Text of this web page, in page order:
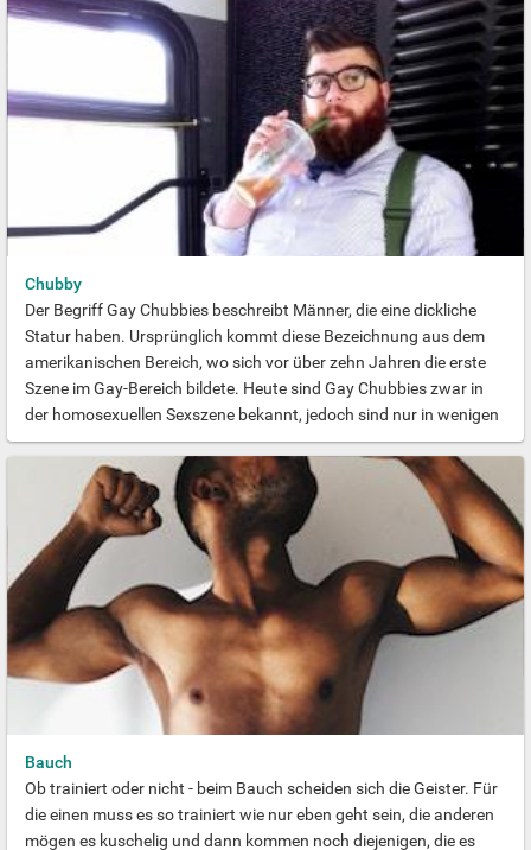
Chubby
Der Begriff Gay Chubbies beschreibt Männer, die eine dickliche
Statur haben. Ursprünglich kommt diese Bezeichnung aus dem
amerikanischen Bereich, wo sich vor über zehn Jahren die erste
Szene im Gay-Bereich bildete. Heute sind Gay Chubbies zwar in
der homosexuellen Sexszene bekannt, jedoch sind nur in wenigen
Großstädten Lokale oder Treffen aus diesem Fetischbereich zu
finden. Die Sexualität als Gay Chubbie ist recht einfach
beschrieben. Es handelt sich um eine rein körperbezogene
Vorliebe, die nichts über die wirkliche sexuelle Neigung beim
Geschlechtsverkehr aussagt.
Bauch
Ob trainiert oder nicht - beim Bauch scheiden sich die Geister. Für
die einen muss es so trainiert wie nur eben geht sein, die anderen
mögen es kuschelig und dann kommen noch diejenigen, die es